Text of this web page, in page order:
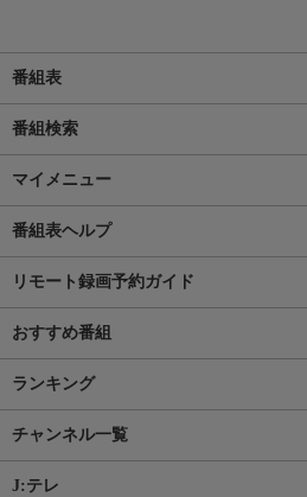
番組表
番組検索
マイメニュー
番組表ヘルプ
リモート録画予約ガイド
おすすめ番組
ランキング
チャンネル一覧
J:テレ